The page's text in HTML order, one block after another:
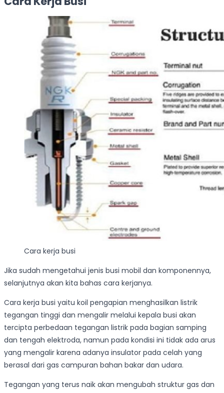
Cara kerja busi
Jika sudah mengetahui jenis busi mobil dan komponennya,
selanjutnya akan kita bahas cara kerjanya.
Cara kerja busi yaitu koil pengapian menghasilkan listrik
tegangan tinggi dan mengalir melalui kepala busi akan
tercipta perbedaan tegangan listrik pada bagian samping
dan tengah elektroda, namun pada kondisi ini tidak ada arus
yang mengalir karena adanya insulator pada celah yang
berasal dari gas campuran bahan bakar dan udara.
Tegangan yang terus naik akan mengubah struktur gas dan